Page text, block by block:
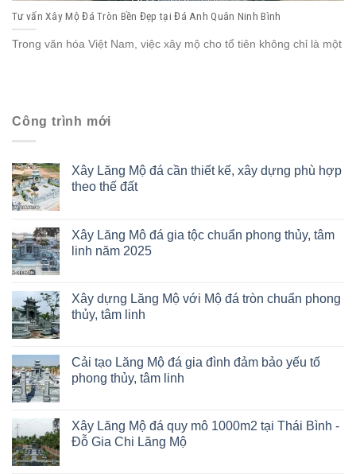
Tư vấn Xây Mộ Đá Tròn Bền Đẹp tại Đá Anh Quân Ninh Bình
Trong văn hóa Việt Nam, việc xây mộ cho tổ tiên không chỉ là một
Công trình mới
Xây Lăng Mộ đá cần thiết kế, xây dựng phù hợp
theo thế đất
Xây Lăng Mô đá gia tộc chuẩn phong thủy, tâm
linh năm 2025
Xây dựng Lăng Mộ với Mộ đá tròn chuẩn phong
thủy, tâm linh
Cải tạo Lăng Mộ đá gia đình đảm bảo yếu tố
phong thủy, tâm linh
Xây Lăng Mộ đá quy mô 1000m2 tại Thái Bình -
Đỗ Gia Chi Lăng Mộ